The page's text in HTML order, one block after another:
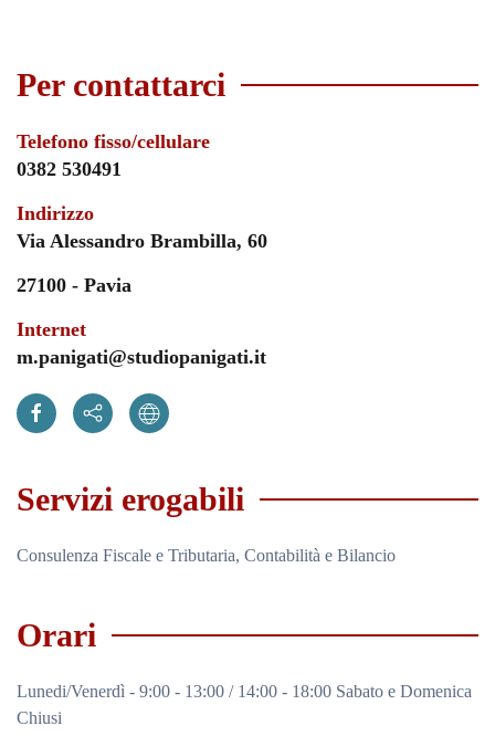
Per contattarci
Telefono fisso/cellulare
0382 530491
Indirizzo
Via Alessandro Brambilla, 60
27100 - Pavia
Internet
m.panigati@studiopanigati.it
Servizi erogabili
Consulenza Fiscale e Tributaria, Contabilità e Bilancio
Orari
Lunedi/Venerdì - 9:00 - 13:00 / 14:00 - 18:00 Sabato e Domenica
Chiusi